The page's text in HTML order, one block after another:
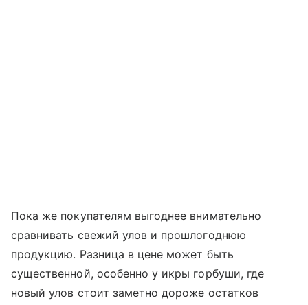
Пока же покупателям выгоднее внимательно
сравнивать свежий улов и прошлогоднюю
продукцию. Разница в цене может быть
существенной, особенно у икры горбуши, где
новый улов стоит заметно дороже остатков